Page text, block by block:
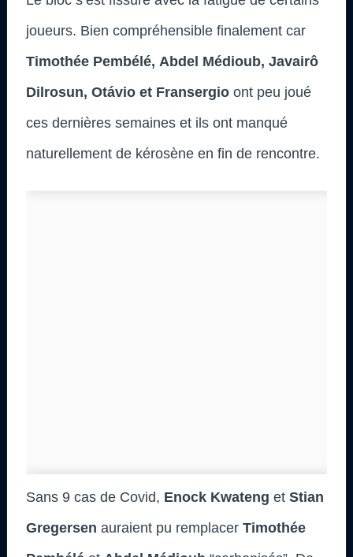
joueurs. Bien compréhensible finalement car
Timothée Pembélé, Abdel Médioub, Javairô
Dilrosun, Otávio et Fransergio ont peu joué
ces dernières semaines et ils ont manqué
naturellement de kérosène en fin de rencontre.
Sans 9 cas de Covid, Enock Kwateng et Stian
Gregersen auraient pu remplacer Timothée